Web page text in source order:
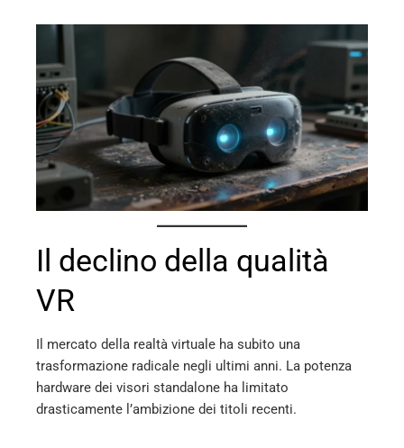
Il declino della qualità
VR
Il mercato della realtà virtuale ha subito una
trasformazione radicale negli ultimi anni. La potenza
hardware dei visori standalone ha limitato
drasticamente l’ambizione dei titoli recenti.